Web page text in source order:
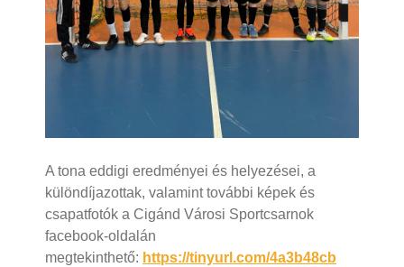
A tona eddigi eredményei és helyezései, a
különdíjazottak, valamint további képek és
csapatfotók a Cigánd Városi Sportcsarnok
facebook-oldalán
megtekinthető: https://tinyurl.com/4a3b48cb